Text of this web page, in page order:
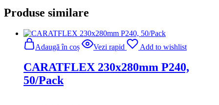
Produse similare
Adaugă în coș Vezi rapid Add to wishlist
CARATFLEX 230x280mm P240,
50/Pack